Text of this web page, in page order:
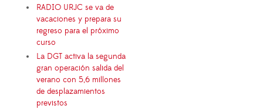
RADIO URJC se va de
vacaciones y prepara su
regreso para el próximo
curso
La DGT activa la segunda
gran operación salida del
verano con 5,6 millones
de desplazamientos
previstos